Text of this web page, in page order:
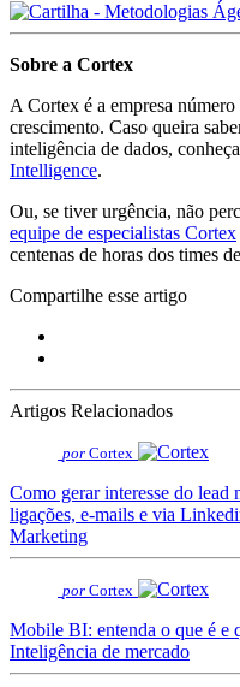
Sobre a Cortex
A Cortex é a empresa
crescimento. Caso queira
inteligência de dados,
Intelligence.
Ou, se tiver urgência, não
equipe de especialistas Cortex
centenas de horas dos times
Compartilhe esse artigo
Artigos Relacionados
por Cortex
Como gerar interesse do lead
ligações, e-mails e via
Marketing
por Cortex
Mobile BI: entenda o que é e
Inteligência de mercado